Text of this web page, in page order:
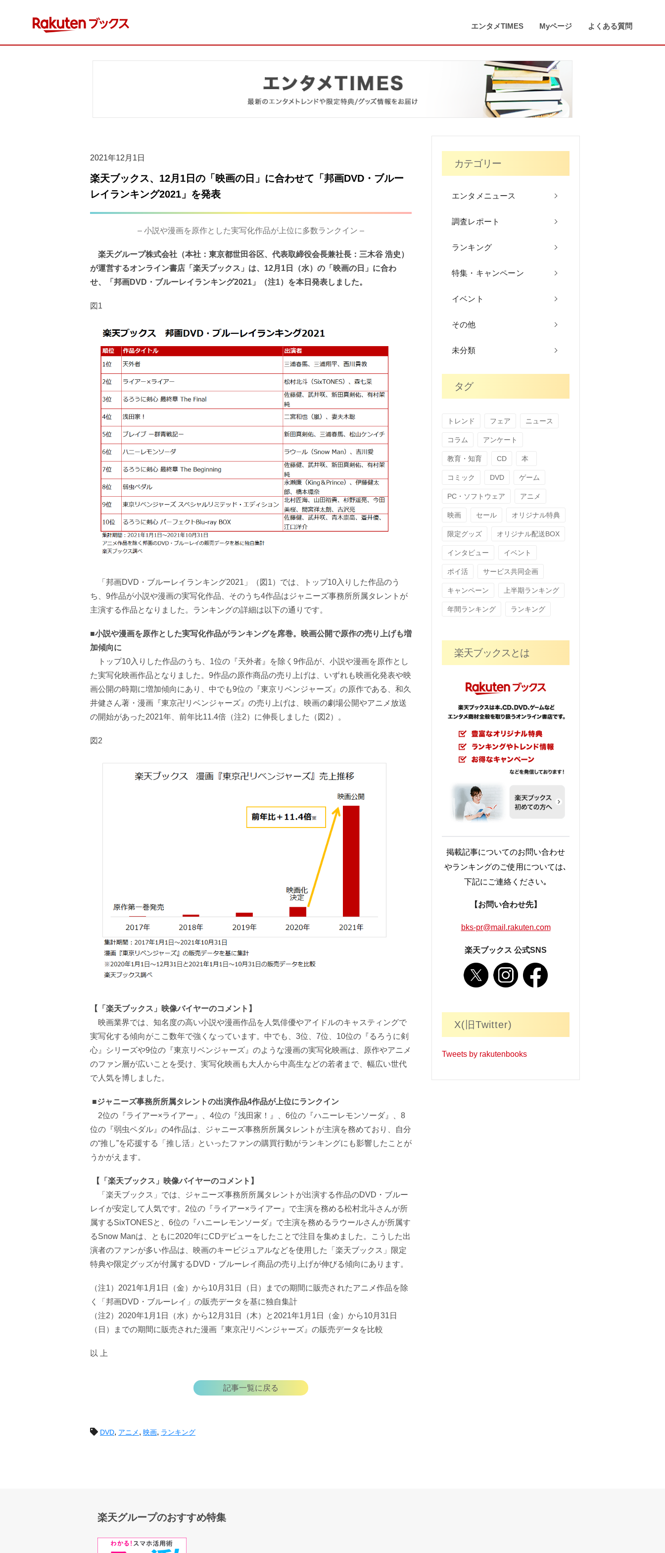
エンタメTIMES Myページ よくある質問
2021年12月1日
楽天ブックス、12月1日の「映画の日」に合わせて「邦画DVD・ブルー
レイランキング2021」を発表
– 小説や漫画を原作とした実写化作品が上位に多数ランクイン –
楽天グループ株式会社（本社：東京都世田谷区、代表取締役会長兼社長：三木谷 浩史）
が運営するオンライン書店「楽天ブックス」は、12月1日（水）の「映画の日」に合わ
せ、「邦画DVD・ブルーレイランキング2021」（注1）を本日発表しました。
図1
「邦画DVD・ブルーレイランキング2021」（図1）では、トップ10入りした作品のう
ち、9作品が小説や漫画の実写化作品、そのうち4作品はジャニーズ事務所所属タレントが
主演する作品となりました。ランキングの詳細は以下の通りです。
■小説や漫画を原作とした実写化作品がランキングを席巻。映画公開で原作の売り上げも増
加傾向に
トップ10入りした作品のうち、1位の『天外者』を除く9作品が、小説や漫画を原作とし
た実写化映画作品となりました。9作品の原作商品の売り上げは、いずれも映画化発表や映
画公開の時期に増加傾向にあり、中でも9位の『東京リベンジャーズ』の原作である、和久
井健さん著・漫画『東京卍リベンジャーズ』の売り上げは、映画の劇場公開やアニメ放送
の開始があった2021年、前年比11.4倍（注2）に伸長しました（図2）。
図2
【「楽天ブックス」映像バイヤーのコメント】
映画業界では、知名度の高い小説や漫画作品を人気俳優やアイドルのキャスティングで
実写化する傾向がここ数年で強くなっています。中でも、3位、7位、10位の『るろうに剣
心』シリーズや9位の『東京リベンジャーズ』のような漫画の実写化映画は、原作やアニメ
のファン層が広いことを受け、実写化映画も大人から中高生などの若者まで、幅広い世代
で人気を博しました。
■ジャニーズ事務所所属タレントの出演作品4作品が上位にランクイン
2位の『ライアー×ライアー』、4位の『浅田家！』、6位の『ハニーレモンソーダ』、8
位の『弱虫ペダル』の4作品は、ジャニーズ事務所所属タレントが主演を務めており、自分
の“推し”を応援する「推し活」といったファンの購買行動がランキングにも影響したことが
うかがえます。
【「楽天ブックス」映像バイヤーのコメント】
「楽天ブックス」では、ジャニーズ事務所所属タレントが出演する作品のDVD・ブルー
レイが安定して人気です。2位の『ライアー×ライアー』で主演を務める松村北斗さんが所
属するSixTONESと、6位の『ハニーレモンソーダ』で主演を務めるラウールさんが所属す
るSnow Manは、ともに2020年にCDデビューをしたことで注目を集めました。こうした出
演者のファンが多い作品は、映画のキービジュアルなどを使用した「楽天ブックス」限定
特典や限定グッズが付属するDVD・ブルーレイ商品の売り上げが伸びる傾向にあります。
（注1）2021年1月1日（金）から10月31日（日）までの期間に販売されたアニメ作品を除
く「邦画DVD・ブルーレイ」の販売データを基に独自集計
（注2）2020年1月1日（水）から12月31日（木）と2021年1月1日（金）から10月31日
（日）までの期間に販売された漫画『東京卍リベンジャーズ』の販売データを比較
以 上
記事一覧に戻る
投
ゲ
DVD, アニメ, 映画, ランキング
カテゴリー
エンタメニュース
調査レポート
ランキング
特集・キャンペーン
イベント
その他
未分類
タグ
トレンド フェア ニュース
コラム アンケート
教育・知育 CD 本
コミック DVD ゲーム
PC・ソフトウェア アニメ
映画 セール オリジナル特典
限定グッズ オリジナル配送BOX
インタビュー イベント
ポイ活 サービス共同企画
キャンペーン 上半期ランキング
年間ランキング ランキング
楽天ブックスとは
掲載記事についてのお問い合わせ
やランキングのご使用については､
下記にご連絡ください｡
【お問い合わせ先】
bks-pr@mail.rakuten.com
楽天ブックス 公式SNS
X(旧Twitter)
Tweets by rakutenbooks
楽天グループのおすすめ特集